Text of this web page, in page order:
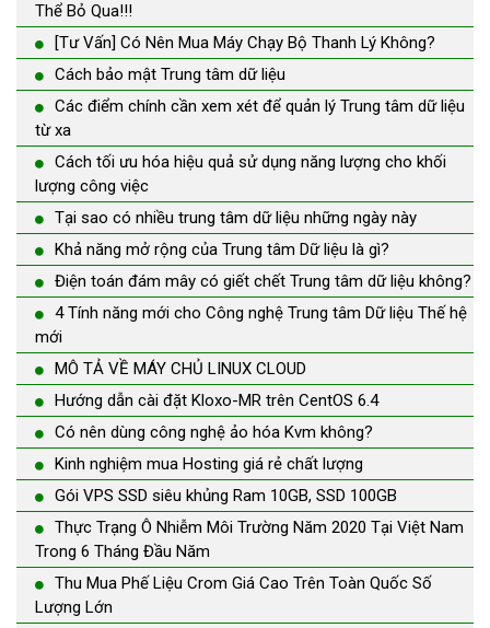
Thể Bỏ Qua!!!
[Tư Vấn] Có Nên Mua Máy Chạy Bộ Thanh Lý Không?
Cách bảo mật Trung tâm dữ liệu
Các điểm chính cần xem xét để quản lý Trung tâm dữ liệu
từ xa
Cách tối ưu hóa hiệu quả sử dụng năng lượng cho khối
lượng công việc
Tại sao có nhiều trung tâm dữ liệu những ngày này
Khả năng mở rộng của Trung tâm Dữ liệu là gì?
Điện toán đám mây có giết chết Trung tâm dữ liệu không?
4 Tính năng mới cho Công nghệ Trung tâm Dữ liệu Thế hệ
mới
MÔ TẢ VỀ MÁY CHỦ LINUX CLOUD
Hướng dẫn cài đặt Kloxo-MR trên CentOS 6.4
Có nên dùng công nghệ ảo hóa Kvm không?
Kinh nghiệm mua Hosting giá rẻ chất lượng
Gói VPS SSD siêu khủng Ram 10GB, SSD 100GB
Thực Trạng Ô Nhiễm Môi Trường Năm 2020 Tại Việt Nam
Trong 6 Tháng Đầu Năm
Thu Mua Phế Liệu Crom Giá Cao Trên Toàn Quốc Số
Lượng Lớn